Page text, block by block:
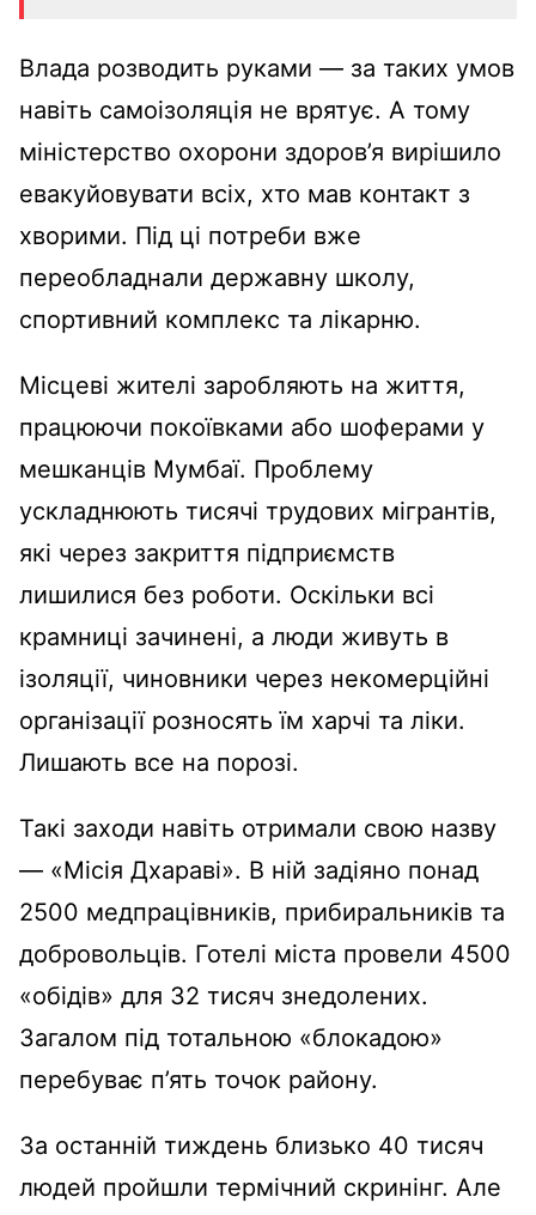
Влада розводить руками — за таких умов
навіть самоізоляція не врятує. А тому
міністерство охорони здоров’я вирішило
евакуйовувати всіх, хто мав контакт з
хворими. Під ці потреби вже
переобладнали державну школу,
спортивний комплекс та лікарню.
Місцеві жителі заробляють на життя,
працюючи покоївками або шоферами у
мешканців Мумбаї. Проблему
ускладнюють тисячі трудових мігрантів,
які через закриття підприємств
лишилися без роботи. Оскільки всі
крамниці зачинені, а люди живуть в
ізоляції, чиновники через некомерційні
організації розносять їм харчі та ліки.
Лишають все на порозі.
Такі заходи навіть отримали свою назву
— «Місія Дхараві». В ній задіяно понад
2500 медпрацівників, прибиральників та
добровольців. Готелі міста провели 4500
«обідів» для 32 тисяч знедолених.
Загалом під тотальною «блокадою»
перебуває п’ять точок району.
За останній тиждень близько 40 тисяч
людей пройшли термічний скринінг. Але